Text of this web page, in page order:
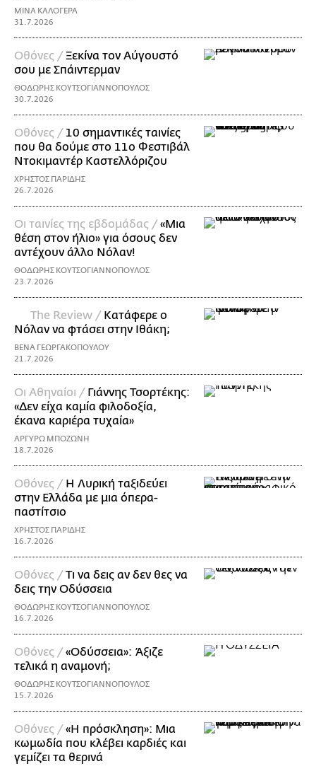
ΜΙΝΑ ΚΑΛΟΓΕΡΑ
31.7.2026
Οθόνες /Ξεκίνα τον Αύγουστό
σου με Σπάιντερμαν
ΘΟΔΩΡΗΣ ΚΟΥΤΣΟΓΙΑΝΝΟΠΟΥΛΟΣ
30.7.2026
Οθόνες / 10 σημαντικές ταινίες
που θα δούμε στο 11ο Φεστιβάλ
Ντοκιμαντέρ Καστελλόριζου
ΧΡΗΣΤΟΣ ΠΑΡΙΔΗΣ
26.7.2026
Οι ταινίες της εβδομάδας /«Μια
θέση στον ήλιο» για όσους δεν
αντέχουν άλλο Νόλαν!
ΘΟΔΩΡΗΣ ΚΟΥΤΣΟΓΙΑΝΝΟΠΟΥΛΟΣ
23.7.2026
The Review / Κατάφερε ο
Νόλαν να φτάσει στην Ιθάκη;
ΒΕΝΑ ΓΕΩΡΓΑΚΟΠΟΥΛΟΥ
21.7.2026
Οι Αθηναίοι / Γιάννης Τσορτέκης:
«Δεν είχα καμία φιλοδοξία,
έκανα καριέρα τυχαία»
ΑΡΓΥΡΩ ΜΠΟΖΩΝΗ
18.7.2026
Οθόνες / Η Λυρική ταξιδεύει
στην Ελλάδα με μια όπερα-
παστίτσιο
ΧΡΗΣΤΟΣ ΠΑΡΙΔΗΣ
16.7.2026
Οθόνες /Τι να δεις αν δεν θες να
δεις την Οδύσσεια
ΘΟΔΩΡΗΣ ΚΟΥΤΣΟΓΙΑΝΝΟΠΟΥΛΟΣ
16.7.2026
Οθόνες /«Οδύσσεια»: Άξιζε
τελικά η αναμονή;
ΘΟΔΩΡΗΣ ΚΟΥΤΣΟΓΙΑΝΝΟΠΟΥΛΟΣ
15.7.2026
Οθόνες /«Η πρόσκληση»: Μια
κωμωδία που κλέβει καρδιές και
γεμίζει τα θερινά